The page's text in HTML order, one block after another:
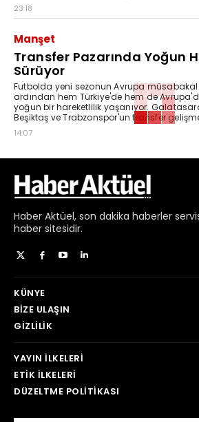
23:18
Manşet
Transfer Pazarında Yoğun
Sürüyor
Futbolda yeni sezonun Avrupa
ardından hem Türkiye'de hem de
yoğun bir hareketlilik yaşanıyor.
Beşiktaş ve Trabzonspor'un transfer
14:07
Haber Aktüel, son dakika haberler
haber sitesidir.
KÜNYE
BIZE ULAŞIN
GIZLILIK
YAYIN İLKELERI
ETIK İLKELERI
DÜZELTME POLITIKASI